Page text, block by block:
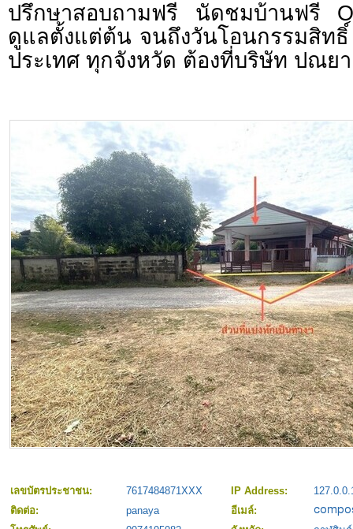
ปรึกษาสอบถามฟรี นัดชมบ้านฟรี
ดูแลตั้งแต่ต้น จนถึงวันโอนกรรมสิท
ประเทศ ทุกจังหวัด ต้องที่บริษัท ปณย
เลขบัตรประชาชน: 7617484871XXX IP Address:
ติดต่อ:
panaya
อีเมล์: